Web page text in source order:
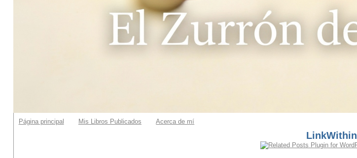
Página principal Mis Libros Publicados Acerca de mí
LinkWithin